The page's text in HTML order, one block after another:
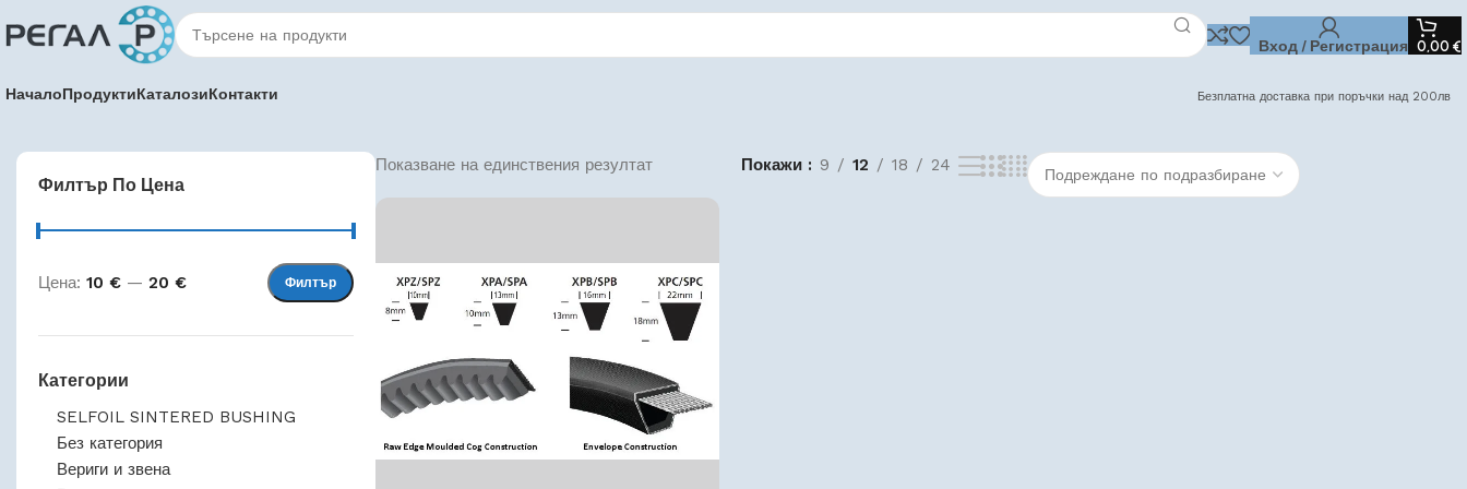
Вход / Регистрация 0,00 €
НачалоПродуктиКаталозиКонтакти Безплатна доставка при поръчки над 200лв
Филтър По Цена
Филтър
Цена: 10 € — 20 €
Категории
SELFOIL SINTERED BUSHING
Без категория
Вериги и звена
Показване на единствения резултат Покажи 9 12 18 24